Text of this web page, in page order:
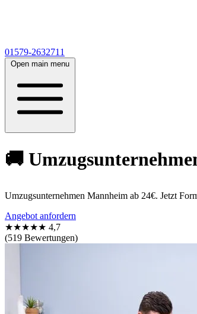
01579-2632711
Open main menu
🚚
Umzugsunternehmen Mannheim ab 24€. Jetzt
Angebot anfordern
★★★★★ 4,7
(519 Bewertungen)